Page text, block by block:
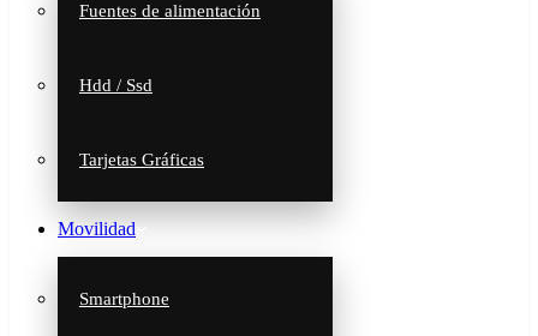
Fuentes de alimentación
Hdd / Ssd
Tarjetas Gráficas
Movilidad
Smartphone